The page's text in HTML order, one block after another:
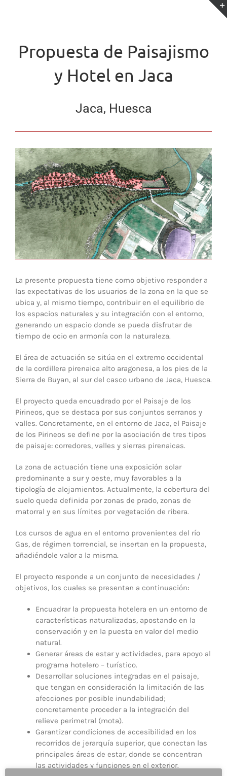
Propuesta de Paisajismo
y Hotel en Jaca
Jaca, Huesca
La presente propuesta tiene como objetivo responder a
las expectativas de los usuarios de la zona en la que se
ubica y, al mismo tiempo, contribuir en el equilibrio de
los espacios naturales y su integración con el entorno,
generando un espacio donde se pueda disfrutar de
tiempo de ocio en armonía con la naturaleza.
El área de actuación se sitúa en el extremo occidental
de la cordillera pirenaica alto aragonesa, a los pies de la
Sierra de Buyan, al sur del casco urbano de Jaca, Huesca.
El proyecto queda encuadrado por el Paisaje de los
Pirineos, que se destaca por sus conjuntos serranos y
valles. Concretamente, en el entorno de Jaca, el Paisaje
de los Pirineos se define por la asociación de tres tipos
de paisaje: corredores, valles y sierras pirenaicas.
La zona de actuación tiene una exposición solar
predominante a sur y oeste, muy favorables a la
tipología de alojamientos. Actualmente, la cobertura del
suelo queda definida por zonas de prado, zonas de
matorral y en sus límites por vegetación de ribera.
Los cursos de agua en el entorno provenientes del río
Gas, de régimen torrencial, se insertan en la propuesta,
añadiéndole valor a la misma.
El proyecto responde a un conjunto de necesidades /
objetivos, los cuales se presentan a continuación:
Encuadrar la propuesta hotelera en un entorno de
características naturalizadas, apostando en la
conservación y en la puesta en valor del medio
natural.
Generar áreas de estar y actividades, para apoyo al
programa hotelero – turístico.
Desarrollar soluciones integradas en el paisaje,
que tengan en consideración la limitación de las
afecciones por posible inundabilidad;
concretamente proceder a la integración del
relieve perimetral (mota).
Garantizar condiciones de accesibilidad en los
recorridos de jerarquía superior, que conectan las
principales áreas de estar, donde se concentran
las actividades y funciones en el exterior.